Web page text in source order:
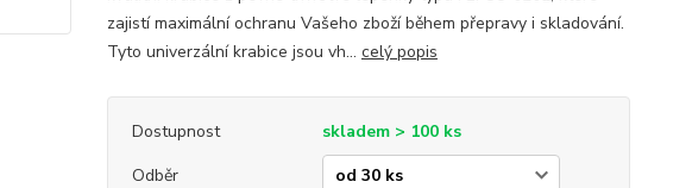
zajistí maximální ochranu Vašeho zboží během přepravy i skladování.
Tyto univerzální krabice jsou vh... celý popis
Dostupnost
skladem > 100 ks
Odběr